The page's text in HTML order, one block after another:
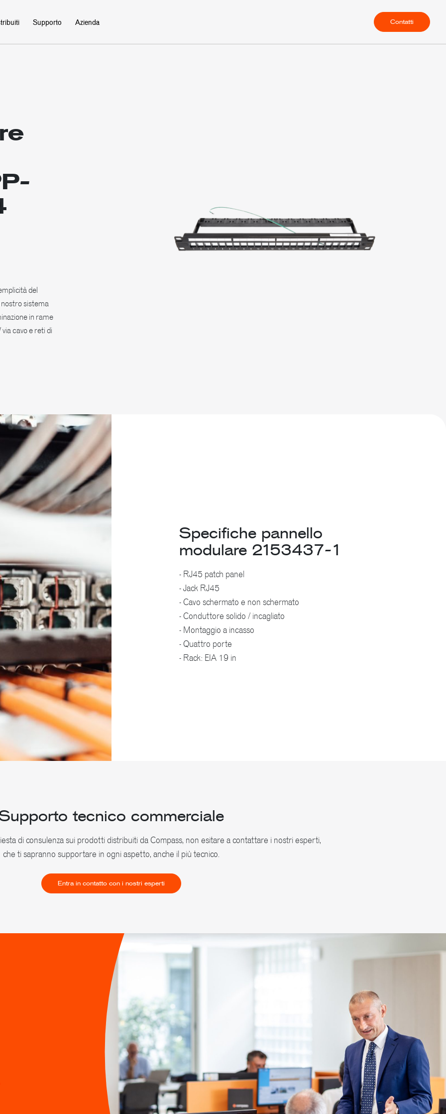
Supporto Azienda Contatti
del
nostro sistema
in rame
cavo e reti di
Specifiche pannello
modulare 2153437-1
- RJ45 patch panel
- Jack RJ45
- Cavo schermato e non schermato
- Conduttore solido / incagliato
- Montaggio a incasso
- Quattro porte
- Rack: EIA 19 in
tecnico commerciale
di consulenza sui prodotti distribuiti da Compass, non esitare a contattare i nostri esperti,
che ti sapranno supportare in ogni aspetto, anche il più tecnico.
Entra in contatto con i nostri esperti